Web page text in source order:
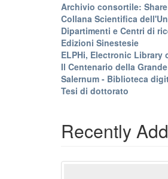
Archivio consortile:
Collana Scientifica
Dipartimenti e Centri di
Edizioni Sinestesie
ELPHi, Electronic Library
Il Centenario della
Salernum - Biblioteca
Tesi di dottorato
Recently